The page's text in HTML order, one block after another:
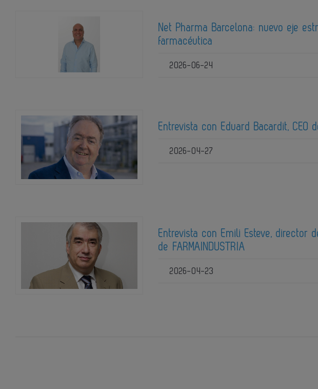
Net Pharma Barcelona: nuevo eje
farmacéutica
2026-06-24
Entrevista con Eduard Bacardit, CEO
2026-04-27
Entrevista con Emili Esteve, director
de FARMAINDUSTRIA
2026-04-23